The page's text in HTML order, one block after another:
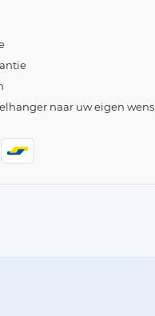
naar uw eigen wens